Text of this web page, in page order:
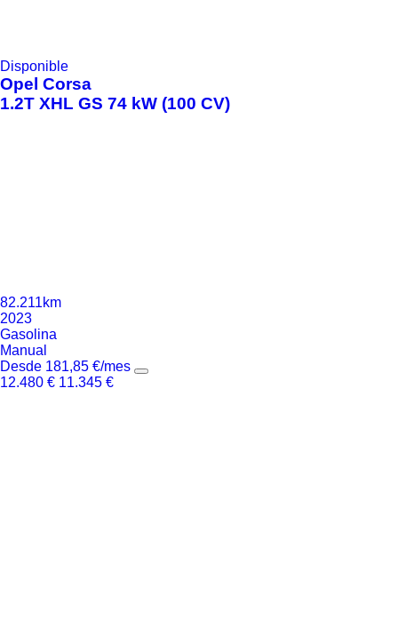
Disponible
Opel Corsa
1.2T XHL GS 74 kW (100 CV)
82.211km
2023
Gasolina
Manual
Desde 181,85 €/mes
12.480 € 11.345 €